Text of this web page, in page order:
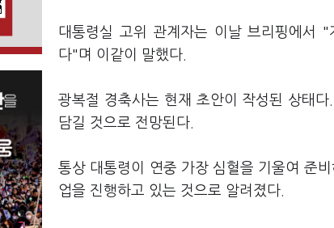
대통령실 고위 관계자는 이날 브리핑에서
다"며 이같이 말했다.
광복절 경축사는 현재 초안이 작성된 상태다
담길 것으로 전망된다.
통상 대통령이 연중 가장 심혈을 기울여 준
업을 진행하고 있는 것으로 알려졌다.